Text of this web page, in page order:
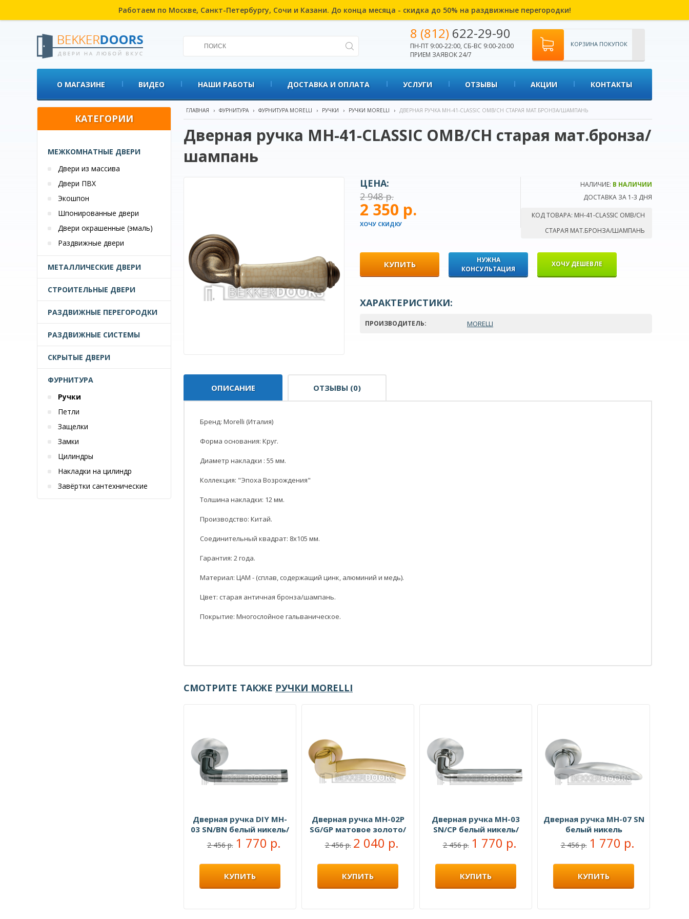
Работаем по Москве, Санкт-Петербургу, Сочи и Казани. До конца месяца - скидка до 50% на раздвижные перегородки!
8 (812) 622-29-90
ПН-ПТ 9:00-22:00, СБ-ВС 9:00-20:00
ПРИЕМ ЗАЯВОК 24/7
КОРЗИНА ПОКУПОК
О МАГАЗИНЕ ВИДЕО НАШИ РАБОТЫ ДОСТАВКА И ОПЛАТА УСЛУГИ ОТЗЫВЫ АКЦИИ КОНТАКТЫ
КАТЕГОРИИ
МЕЖКОМНАТНЫЕ ДВЕРИ
Двери из массива
Двери ПВХ
Экошпон
Шпонированные двери
Двери окрашенные (эмаль)
Раздвижные двери
МЕТАЛЛИЧЕСКИЕ ДВЕРИ
СТРОИТЕЛЬНЫЕ ДВЕРИ
РАЗДВИЖНЫЕ ПЕРЕГОРОДКИ
РАЗДВИЖНЫЕ СИСТЕМЫ
СКРЫТЫЕ ДВЕРИ
ФУРНИТУРА
Ручки
Петли
Защелки
Замки
Цилиндры
Накладки на цилиндр
Завёртки сантехнические
ГЛАВНАЯ › ФУРНИТУРА › ФУРНИТУРА MORELLI › РУЧКИ › РУЧКИ MORELLI › ДВЕРНАЯ РУЧКА MH-41-CLASSIC OMB/CH СТАРАЯ МАТ.БРОНЗА/ШАМПАНЬ
Дверная ручка MH-41-CLASSIC OMB/CH старая мат.бронза/
шампань
НАЛИЧИЕ: В НАЛИЧИИ
ДОСТАВКА ЗА 1-3 ДНЯ
КОД ТОВАРА: MH-41-CLASSIC OMB/CH
СТАРАЯ МАТ.БРОНЗА/ШАМПАНЬ
ЦЕНА:
2 948 р.
2 350 р.
ХОЧУ СКИДКУ
КУПИТЬ
НУЖНА
КОНСУЛЬТАЦИЯ
ХОЧУ ДЕШЕВЛЕ
ХАРАКТЕРИСТИКИ:
ПРОИЗВОДИТЕЛЬ: MORELLI
ОПИСАНИЕ ОТЗЫВЫ (0)
Бренд: Morelli (Италия)
Форма основания: Круг.
Диаметр накладки : 55 мм.
Коллекция: "Эпоха Возрождения"
Толшина накладки: 12 мм.
Производство: Китай.
Соединительный квадрат: 8x105 мм.
Гарантия: 2 года.
Материал: ЦАМ - (сплав, содержащий цинк, алюминий и медь).
Цвет: старая античная бронза/шампань.
Покрытие: Многослойное гальваническое.
СМОТРИТЕ ТАКЖЕ РУЧКИ MORELLI
Дверная ручка DIY MH-
03 SN/BN белый никель/
черный никель
2 456 р. 1 770 р.
КУПИТЬ
Дверная ручка MH-02P
SG/GP матовое золото/
золото
2 456 р. 2 040 р.
КУПИТЬ
Дверная ручка MH-03
SN/CP белый никель/
полированный хром
2 456 р. 1 770 р.
КУПИТЬ
Дверная ручка MH-07 SN
белый никель
2 456 р. 1 770 р.
КУПИТЬ